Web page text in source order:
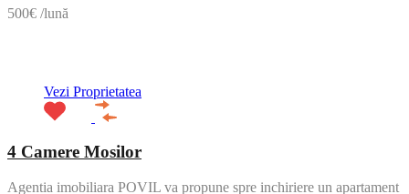
500€ /lună
Vezi Proprietatea
4 Camere Mosilor
Agentia imobiliara POVIL va propune spre inchiriere un apartament